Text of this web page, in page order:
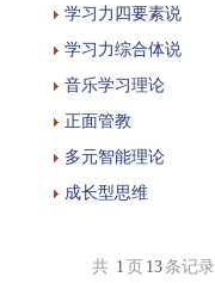
学习力四要素说
学习力综合体说
音乐学习理论
正面管教
多元智能理论
成长型思维
共 1 页 13 条记录